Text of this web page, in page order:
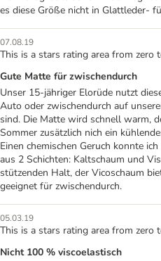
es diese Größe nicht in Glattleder-
07.08.19
This is a stars rating area from zero
Gute Matte für zwischendurch
Unser 15-jähriger Elorüde nutzt
Auto oder zwischendurch auf
sind. Die Matte wird schnell warm,
Sommer zusätzlich nich ein
Einen chemischen Geruch konnte
aus 2 Schichten: Kaltschaum und
stützenden Halt, der Vicoschaum
geeignet für zwischendurch.
05.03.19
This is a stars rating area from zero
Nicht 100 % viscoelastisch